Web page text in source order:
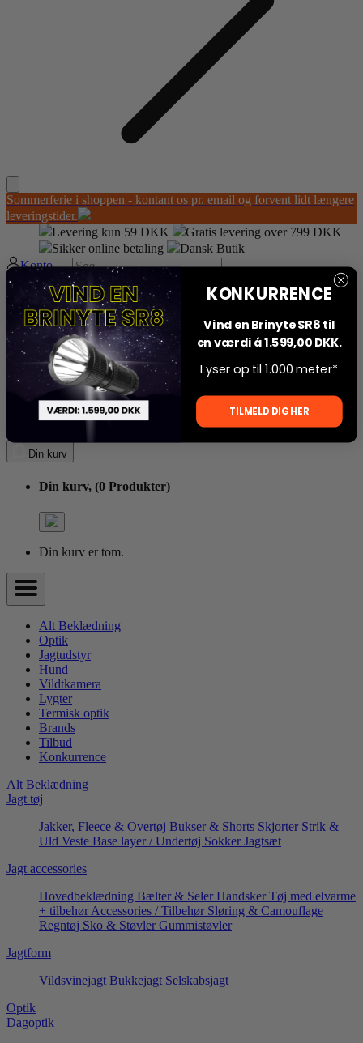
Sommerferie i shoppen - kontant os pr. email og forvent lidt længere
leveringstider.
Levering kun 59 DKK
Gratis levering over 799 DKK
Sikker online betaling
Dansk Butik
Konto
Din kurv
Din kurv, (0 Produkter)
Din kurv er tom.
Din kurv
Din kurv, (0 Produkter)
Din kurv er tom.
Alt Beklædning
Optik
Jagtudstyr
Hund
Vildtkamera
Lygter
Termisk optik
Brands
Tilbud
Konkurrence
Alt Beklædning
Jagt tøj
Jakker, Fleece & Overtøj Bukser & Shorts Skjorter Strik &
Uld Veste Base layer / Undertøj Sokker Jagtsæt
Jagt accessories
Hovedbeklædning Bælter & Seler Handsker Tøj med elvarme
+ tilbehør Accessories / Tilbehør Sløring & Camouflage
Regntøj Sko & Støvler Gummistøvler
Jagtform
Vildsvinejagt Bukkejagt Selskabsjagt
Optik
Dagoptik
KONKURRENCE
Vind en Brinyte SR8 til
en værdi á 1.599,00 DKK.
Lyser op til 1.000 meter*
TILMELD DIG HER